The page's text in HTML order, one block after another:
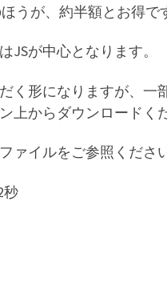
うが、約半額とお得で
が中心となります。
形になりますが、一
上からダウンロードく
ァイルをご参照ください
秒